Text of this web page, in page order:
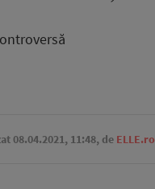
08.04.2021, 11:48, de ELLE.ro